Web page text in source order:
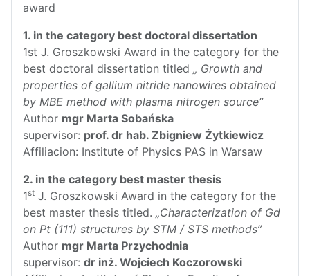
award
1. in the category best doctoral dissertation
1st J. Groszkowski Award in the category for the
best doctoral dissertation titled „ Growth and
properties of gallium nitride nanowires obtained
by MBE method with plasma nitrogen source”
Author mgr Marta Sobańska
supervisor: prof. dr hab. Zbigniew Żytkiewicz
Affiliacion: Institute of Physics PAS in Warsaw
2. in the category best master thesis
1st J. Groszkowski Award in the category for the
best master thesis titled. „Characterization of Gd
on Pt (111) structures by STM / STS methods”
Author mgr Marta Przychodnia
supervisor: dr inż. Wojciech Koczorowski